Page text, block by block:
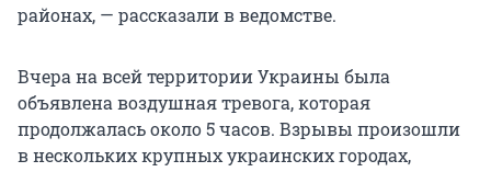
районах, — рассказали в ведомстве.
Вчера на всей территории Украины была
объявлена воздушная тревога, которая
продолжалась около 5 часов. Взрывы произошли
в нескольких крупных украинских городах,